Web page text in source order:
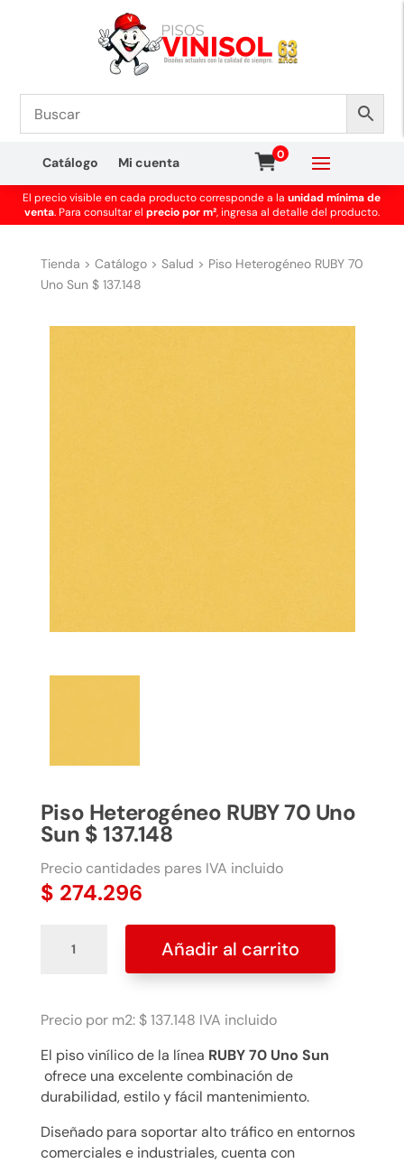
Catálogo Mi cuenta
0
El precio visible en cada producto corresponde a launidad mínima de
venta. Para consultar el precio por m², ingresa al detalle del producto.
Tienda > Catálogo> Salud > Piso Heterogéneo RUBY 70
Uno Sun $ 137.148
Piso Heterogéneo RUBY 70 Uno
Sun $ 137.148
Precio cantidades pares IVA incluido
$ 274.296
Heterogéneo
Uno
$
137.148
cantidad
Añadir al carrito
Precio por m2: $ 137.148 IVA incluido
El piso vinílico de la línea RUBY 70 Uno Sun
ofrece una excelente combinación de
durabilidad, estilo y fácil mantenimiento.
Diseñado para soportar alto tráfico en entornos
comerciales e industriales, cuenta con